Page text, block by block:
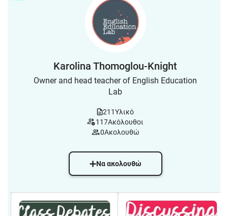
Karolina Thomoglou-Knight
Owner and head teacher of English Education
Lab
211Υλικό
117Ακόλουθοι
0Ακολουθώ
Να ακολουθώ